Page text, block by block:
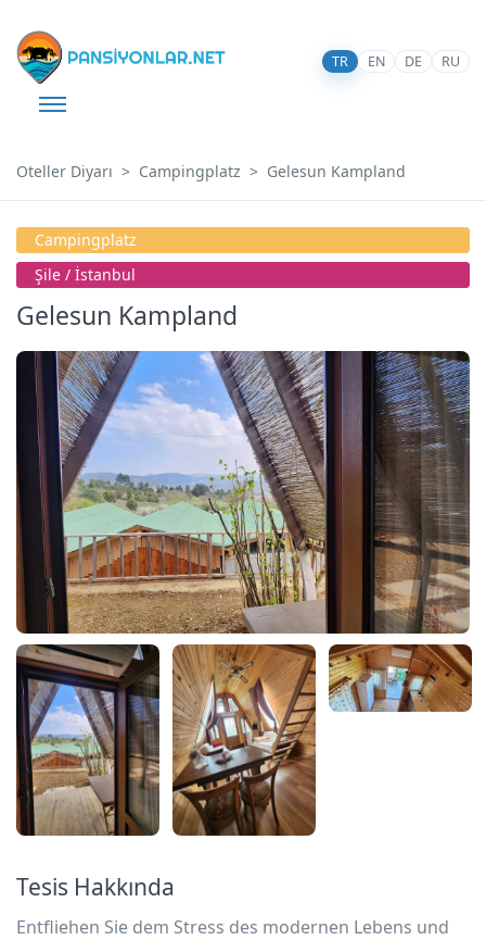
TR EN DE RU
Oteller Diyarı Campingplatz Gelesun Kampland
Campingplatz
Şi̇le / İstanbul
Gelesun Kampland
Tesis Hakkında
Entfliehen Sie dem Stress des modernen Lebens und